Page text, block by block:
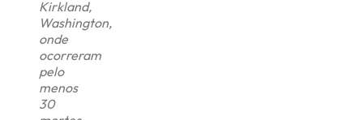
Kirkland,
Washington,
onde
ocorreram
pelo
menos
30